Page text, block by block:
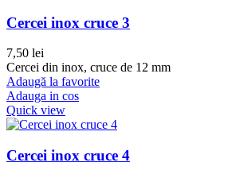
Cercei inox cruce 3
7,50 lei
Cercei din inox, cruce de 12 mm
Adaugă la favorite
Adauga in cos
Quick view
Cercei inox cruce 4